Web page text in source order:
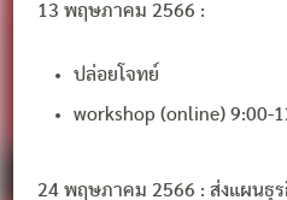
13 พฤษภาคม 2566 :
ปล่อยโจทย์
workshop (online) 9:00-
24 พฤษภาคม 2566 : ส่งแผนธุร